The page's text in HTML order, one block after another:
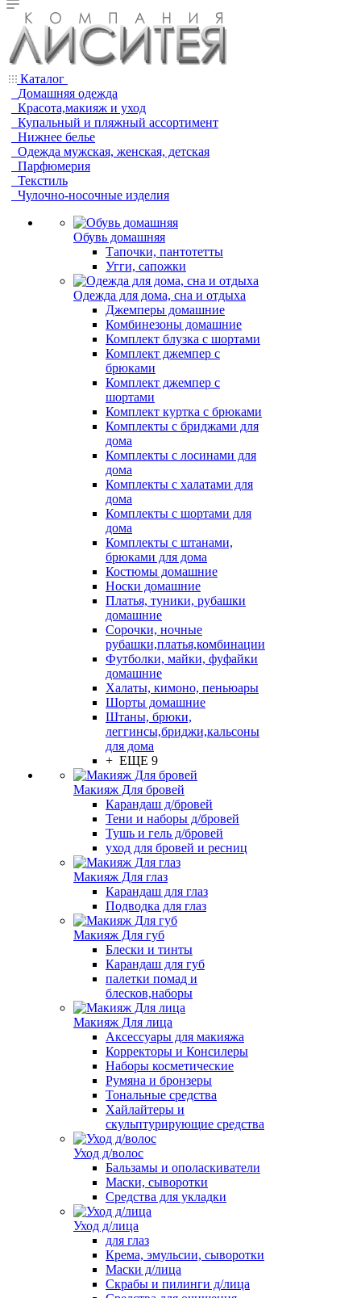
Каталог
Домашняя одежда
Красота,макияж и уход
Купальный и пляжный ассортимент
Нижнее белье
Одежда мужская, женская, детская
Парфюмерия
Текстиль
Чулочно-носочные изделия
Обувь домашняя
Тапочки, пантотетты
Угги, сапожки
Одежда для дома, сна и отдыха
Джемперы домашние
Комбинезоны домашние
Комплект блузка с шортами
Комплект джемпер с
брюками
Комплект джемпер с
шортами
Комплект куртка с брюками
Комплекты с бриджами для
дома
Комплекты с лосинами для
дома
Комплекты с халатами для
дома
Комплекты с шортами для
дома
Комплекты с штанами,
брюками для дома
Костюмы домашние
Носки домашние
Платья, туники, рубашки
домашние
Сорочки, ночные
рубашки,платья,комбинации
Футболки, майки, фуфайки
домашние
Халаты, кимоно, пеньюары
Шорты домашние
Штаны, брюки,
леггинсы,бриджи,кальсоны
для дома
+ ЕЩЕ 9
Макияж Для бровей
Карандаш д/бровей
Тени и наборы д/бровей
Тушь и гель д/бровей
уход для бровей и ресниц
Макияж Для глаз
Карандаш для глаз
Подводка для глаз
Макияж Для губ
Блески и тинты
Карандаш для губ
палетки помад и
блесков,наборы
Макияж Для лица
Аксессуары для макияжа
Корректоры и Консилеры
Наборы косметические
Румяна и бронзеры
Тональные средства
Хайлайтеры и
скульптурирующие средства
Уход д/волос
Бальзамы и ополаскиватели
Маски, сыворотки
Средства для укладки
Уход д/лица
для глаз
Крема, эмульсии, сыворотки
Маски д/лица
Скрабы и пилинги д/лица